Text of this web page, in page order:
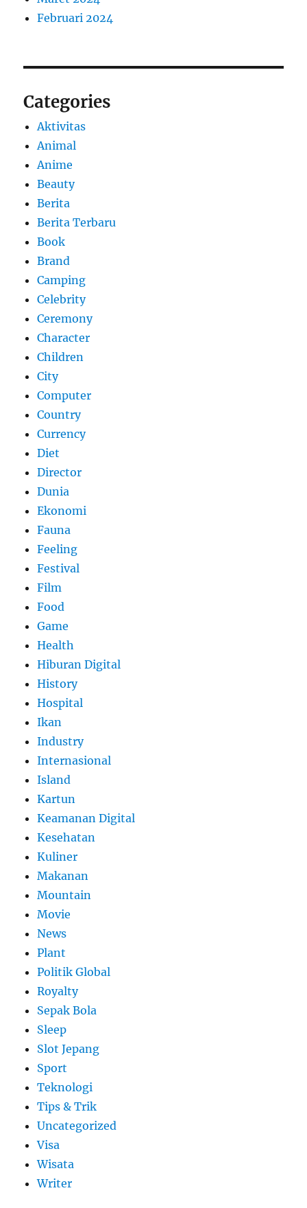
Februari 2024
Categories
Aktivitas
Animal
Anime
Beauty
Berita
Berita Terbaru
Book
Brand
Camping
Celebrity
Ceremony
Character
Children
City
Computer
Country
Currency
Diet
Director
Dunia
Ekonomi
Fauna
Feeling
Festival
Film
Food
Game
Health
Hiburan Digital
History
Hospital
Ikan
Industry
Internasional
Island
Kartun
Keamanan Digital
Kesehatan
Kuliner
Makanan
Mountain
Movie
News
Plant
Politik Global
Royalty
Sepak Bola
Sleep
Slot Jepang
Sport
Teknologi
Tips & Trik
Uncategorized
Visa
Wisata
Writer